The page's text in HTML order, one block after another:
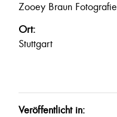
Zooey Braun Fotografie
Ort:
Stuttgart
Veröffentlicht in: